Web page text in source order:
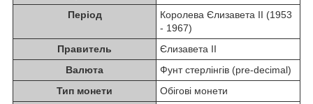
Період
Королева Єлизавета II (1953
- 1967)
Правитель
Єлизавета II
Валюта
Фунт стерлінгів (pre-decimal)
Тип монети
Обігові монети